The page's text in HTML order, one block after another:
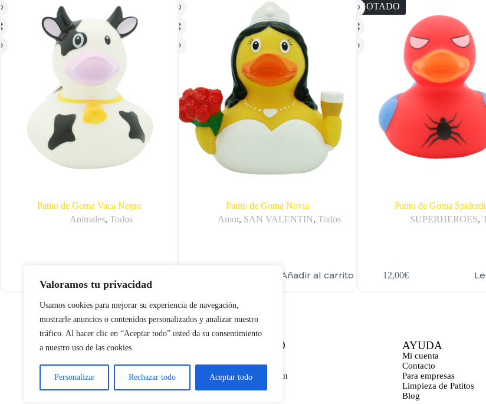
Valoramos tu privacidad
Usamos cookies para mejorar su experiencia de navegación,
mostrarle anuncios o contenidos personalizados y analizar nuestro
tráfico. Al hacer clic en “Aceptar todo” usted da su consentimiento
a nuestro uso de las cookies.
Personalizar Rechazar todo Aceptar todo
Patito de Goma Vaca Negra
Animales, Todos
Patito de Goma Novia
Amor, SAN VALENTIN,Todos
Añadir al carrito
AGOTADO
Patito de Goma
SUPERHEROES,
12,00€
CONTACTO
Madrid
San Sebastián
AYUDA
Mi cuenta
Contacto
Para empresas
Limpieza de Patitos
Blog